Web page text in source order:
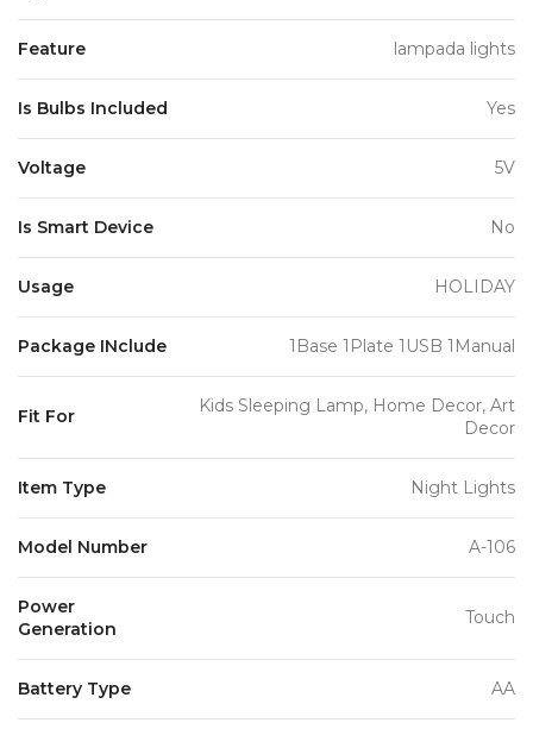
Feature lampada lights
Is Bulbs Included Yes
Voltage 5V
Is Smart Device No
Usage HOLIDAY
Package INclude 1Base 1Plate 1USB 1Manual
Fit For
Kids Sleeping Lamp, Home Decor, Art
Decor
Item Type Night Lights
Model Number A-106
Power
Generation
Touch
Battery Type AA